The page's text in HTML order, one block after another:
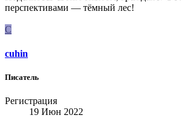
перспективами — тёмный лес!
C
cuhin
Писатель
Регистрация
19 Июн 2022